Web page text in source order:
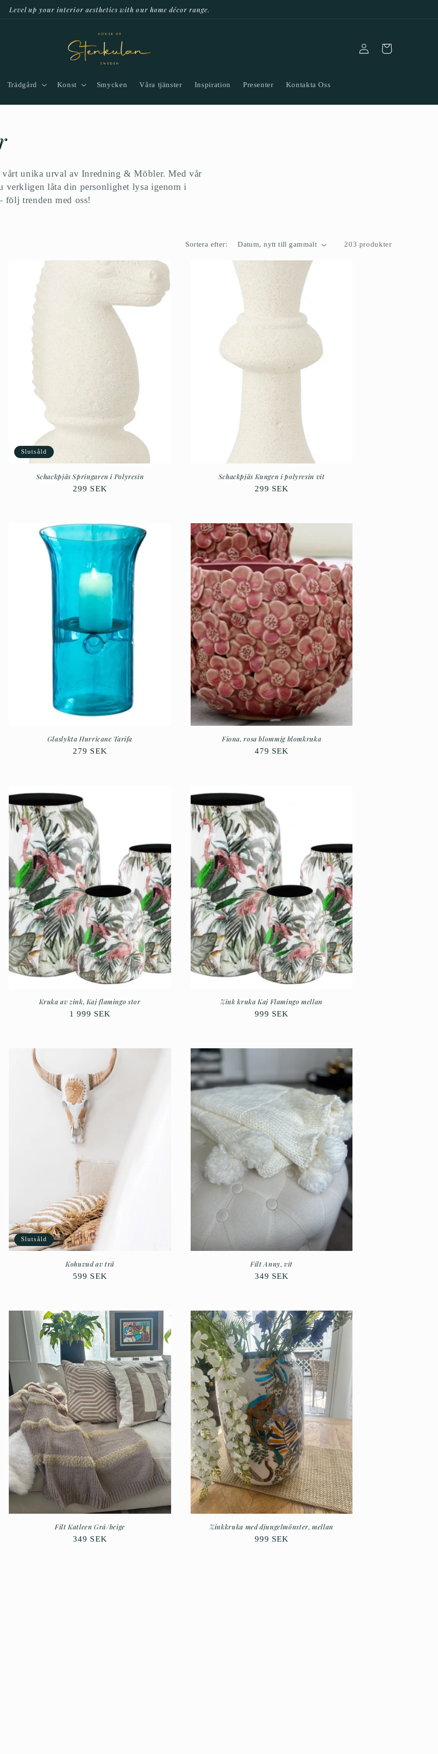
Level up your interior aesthetics with our home décor range.
Trädgård Konst Smycken Våra tjänster Inspiration Presenter Kontakta Oss
Logga
in
Varukorg
unika urval av Inredning & Möbler. Med vår
verkligen låta din personlighet lysa igenom i
trenden med oss!
Sortera efter: 203 produkter
Slutsåld
Schackpjäs Springaren i Polyresin
Ordinarie
299 SEK
Schackpjäs Kungen i polyresin vit
Ordinarie
299 SEK
Glaslykta Hurricane Tarifa
Ordinarie
279 SEK
Fiona, rosa blommig blomkruka
Ordinarie
479 SEK
Kruka av zink, Kaj flamingo stor
Ordinarie
1 999 SEK
Zink kruka Kaj Flamingo mellan
Ordinarie
999 SEK
Slutsåld
Kohuvud av trä
Ordinarie
599 SEK
Filt Anny, vit
Ordinarie
349 SEK
Filt Katleen Grå/beige
Ordinarie
349 SEK
Zinkkruka med djungelmönster, mellan
Ordinarie
999 SEK